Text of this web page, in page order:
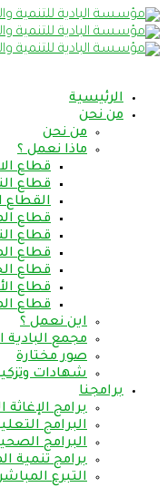
الرئيسية
من نحن
من نحن
ماذا نعمل ؟
قطاع
قطاع
القطاع
قطاع
قطاع
قطاع
قطاع
قطاع
قطاع
اين نعمل ؟
مجمع البادية
صور مختارة
شهادات
برامجنا
برامج الإغاثة
البرامج
البرامج
برامج تنمية
التبرع المباشر